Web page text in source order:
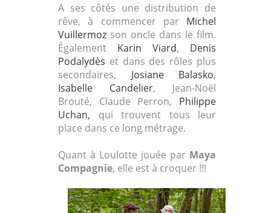
A ses côtés une distribution de
rêve, à commencer par Michel
Vuillermoz son oncle dans le film.
Également Karin Viard, Denis
Podalydès et dans des rôles plus
secondaires, Josiane Balasko,
Isabelle Candelier, Jean-Noël
Brouté, Claude Perron, Philippe
Uchan, qui trouvent tous leur
place dans ce long métrage.
Quant à Loulotte jouée par Maya
Compagnie, elle est à croquer !!!